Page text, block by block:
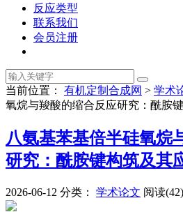
反应类型
联系我们
会员注册
当前位置： 有机定制合成网 > 学术
氧烷与羧酸的缩合反应研究：酰胺
八氨基苯基倍半硅氧烷
研究：酰胺键构筑及其
2026-06-12 分类： 学术论文 阅读(42)